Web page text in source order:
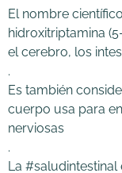
El nombre
hidroxitriptamina
el cerebro, los
.
Es también
cuerpo usa para
nerviosas
.
La #saludintestinal